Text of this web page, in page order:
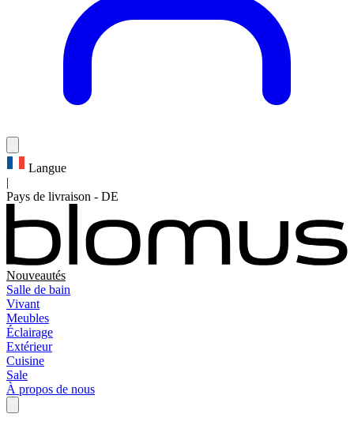
Langue
|
Pays de livraison - DE
Nouveautés
Salle de bain
Vivant
Meubles
Éclairage
Extérieur
Cuisine
Sale
À propos de nous